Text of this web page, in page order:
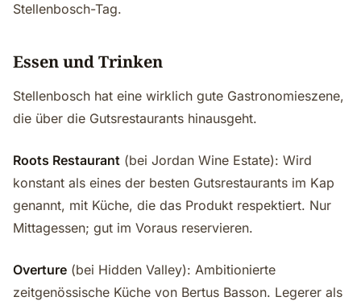
Stellenbosch-Tag.
Essen und Trinken
Stellenbosch hat eine wirklich gute Gastronomieszene,
die über die Gutsrestaurants hinausgeht.
Roots Restaurant (bei Jordan Wine Estate): Wird
konstant als eines der besten Gutsrestaurants im Kap
genannt, mit Küche, die das Produkt respektiert. Nur
Mittagessen; gut im Voraus reservieren.
Overture (bei Hidden Valley): Ambitionierte
zeitgenössische Küche von Bertus Basson. Legerer als